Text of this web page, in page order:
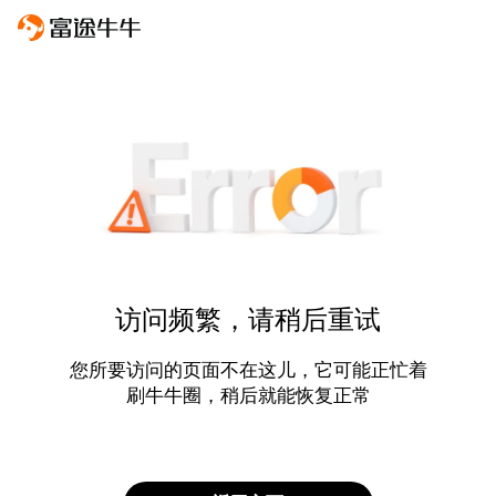
访问频繁，请稍后重试
您所要访问的页面不在这儿，它可能正忙着
刷牛牛圈，稍后就能恢复正常